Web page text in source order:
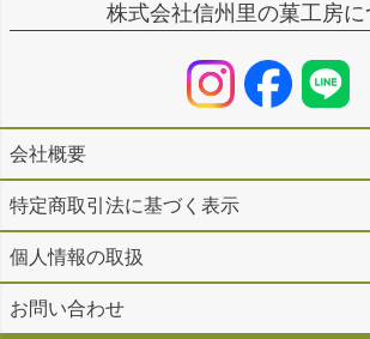
株式会社信州里の菓工房に
会社概要
特定商取引法に基づく表示
個人情報の取扱
お問い合わせ